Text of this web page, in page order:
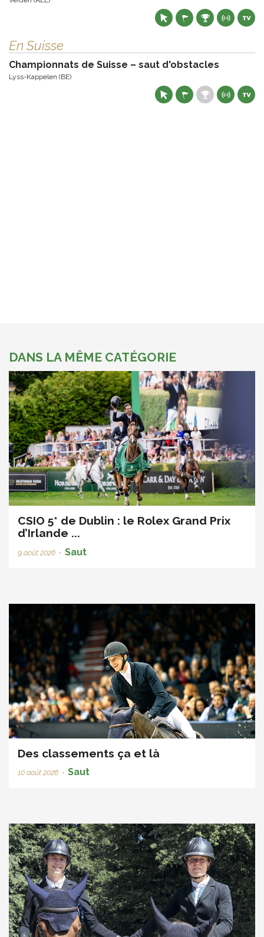
En Suisse
Championnats de Suisse – saut d'obstacles
Lyss-Kappelen (BE)
DANS LA MÊME CATÉGORIE
CSIO 5* de Dublin : le Rolex Grand Prix
d’Irlande ...
9 août 2026 • Saut
Des classements ça et là
10 août 2026 • Saut